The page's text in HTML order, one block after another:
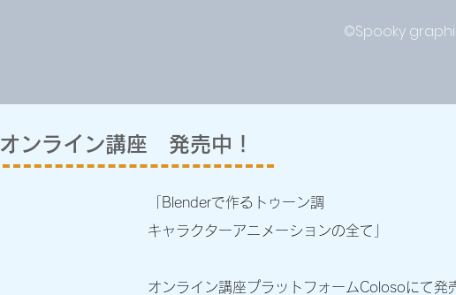
​©Spooky
​オンライン講座 発売中！
「Blenderで作るトゥ ーン調
キャラクターアニメーションの全て」
オンライン講座プラットフォームColosoにて発